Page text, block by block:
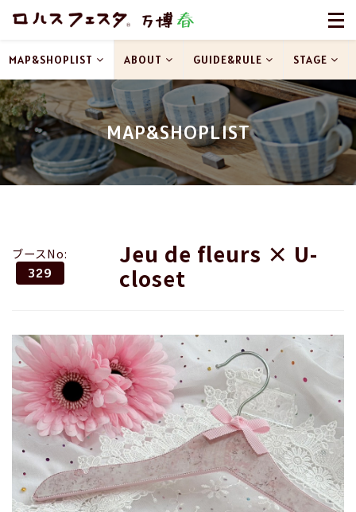
MAP&SHOPLIST
MAP&SHOPLIST ABOUT GUIDE&RULE STAGE
ブースNo:
329
Jeu de fleurs × U-
closet